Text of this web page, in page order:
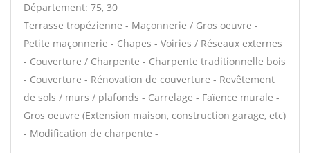
Département: 75, 30
Terrasse tropézienne - Maçonnerie / Gros oeuvre -
Petite maçonnerie - Chapes - Voiries / Réseaux externes
- Couverture / Charpente - Charpente traditionnelle bois
- Couverture - Rénovation de couverture - Revêtement
de sols / murs / plafonds - Carrelage - Faïence murale -
Gros oeuvre (Extension maison, construction garage, etc)
- Modification de charpente -